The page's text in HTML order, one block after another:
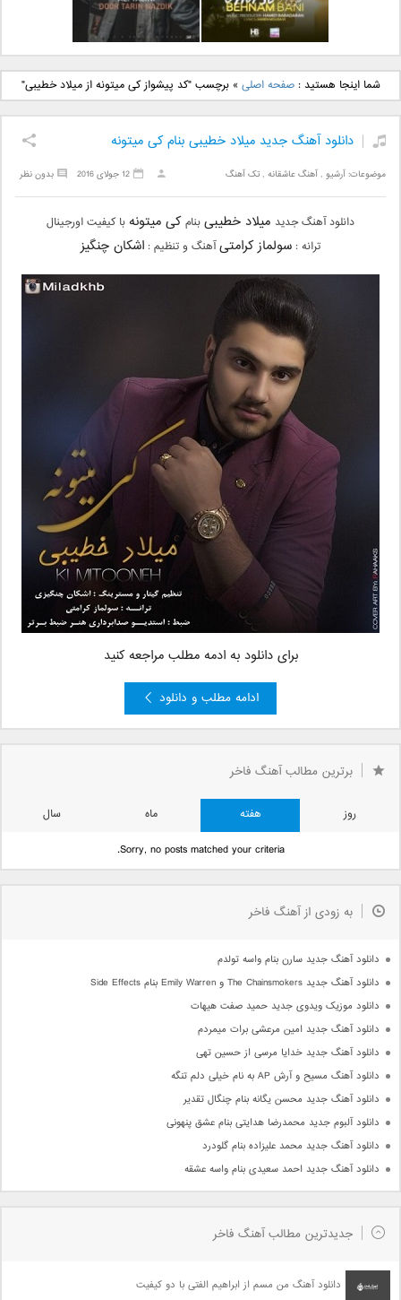
دانلود آهنگ جدید بهنام
بانی بنام قرص قمر 2
دانلود آهنگ جدید علی
یاسینی بنام دورترین نزدیک
شما اینجا هستید :صفحه اصلی »برچسب "کد پیشواز کی میتونه از میلاد خطیبی"
دانلود آهنگ جدید میلاد خطیبی بنام کی میتونه
موضوعات:آرشیو ,آهنگ عاشقانه ,تک آهنگ بدون نظر 12 جولای 2016
دانلود آهنگ جدید میلاد خطیبیبنامکی میتونه با کیفیت اورجینال
ترانه : سولماز کرامتیآهنگ و تنظیم : اشکان چنگیز
برای دانلود به ادمه مطلب مراجعه کنید
ادامه مطلب و دانلود
برترین مطالب آهنگ فاخر
روز هفته ماه
سال
Sorry, no posts matched your criteria.
به زودی از آهنگ فاخر
دانلود آهنگ جدید سارن بنام واسه تولدم
دانلود آهنگ جدید The Chainsmokers و Emily Warren بنام Side Effects
دانلود موزیک ویدوی جدید حمید صفت هیهات
دانلود آهنگ جدید امین مرعشی برات میمردم
دانلود آهنگ جدید خدایا مرسی از حسین تهی
دانلود آهنگ مسیح و آرش AP به نام خیلی دلم تنگه
دانلود آهنگ جدید محسن یگانه بنام چنگال تقدیر
دانلود آلبوم جدید محمدرضا هدایتی بنام عشق پنهونی
دانلود آهنگ جدید محمد علیزاده بنام گلودرد
دانلود آهنگ جدید احمد سعیدی بنام واسه عشقه
جدیدترین مطالب آهنگ فاخر
دانلود آهنگ من مسم از ابراهیم الفتی با دو کیفیت